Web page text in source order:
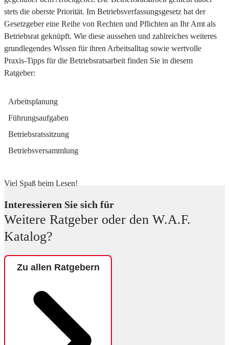
stets die oberste Priorität. Im Betriebsverfassungsgesetz hat der
Gesetzgeber eine Reihe von Rechten und Pflichten an Ihr Amt als
Betriebsrat geknüpft. Wie diese aussehen und zahlreiches weiteres
grundlegendes Wissen für ihren Arbeitsalltag sowie wertvolle
Praxis-Tipps für die Betriebsratsarbeit finden Sie in diesem
Ratgeber:
Arbeitsplanung
Führungsaufgaben
Betriebsratssitzung
Betriebsversammlung
Viel Spaß beim Lesen!
Interessieren Sie sich für
Weitere Ratgeber oder den W.A.F.
Katalog?
Zu allen Ratgebern